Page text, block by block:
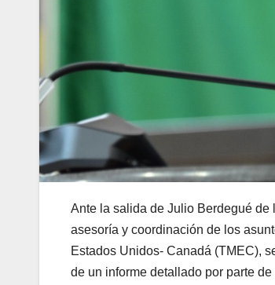
Ante la salida de Julio Berdegué
asesoría y coordinación de los
Estados Unidos- Canadá (TMEC),
de un informe detallado por parte